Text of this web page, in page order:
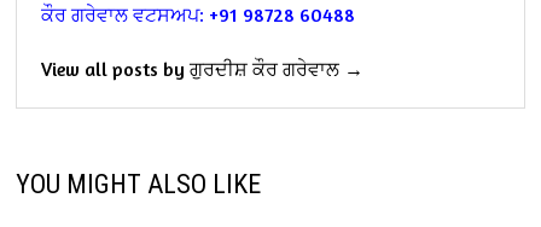
ਕੌਰ ਗਰੇਵਾਲ ਵਟਸਅਪ: +91 98728 60488
View all posts by ਗੁਰਦੀਸ਼ ਕੌਰ ਗਰੇਵਾਲ →
YOU MIGHT ALSO LIKE